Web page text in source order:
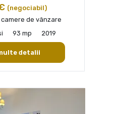
(negociabil)
de vânzare
93 mp 2019
detalii